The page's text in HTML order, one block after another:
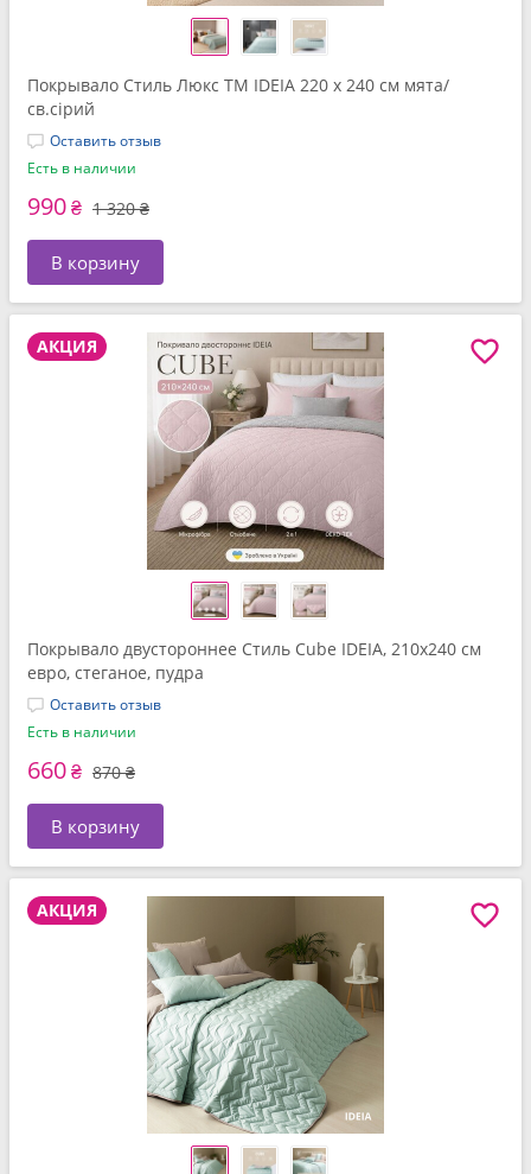
Покрывало Стиль Люкс TM IDEIA 220 x 240 см мята/
св.сірий
Оставить отзыв
Есть в наличии
990₴ 1 320 ₴
В корзину
АКЦИЯ
Покрывало двустороннее Стиль Cube IDEIA, 210x240 см
евро, стеганое, пудра
Оставить отзыв
Есть в наличии
660₴ 870 ₴
В корзину
АКЦИЯ